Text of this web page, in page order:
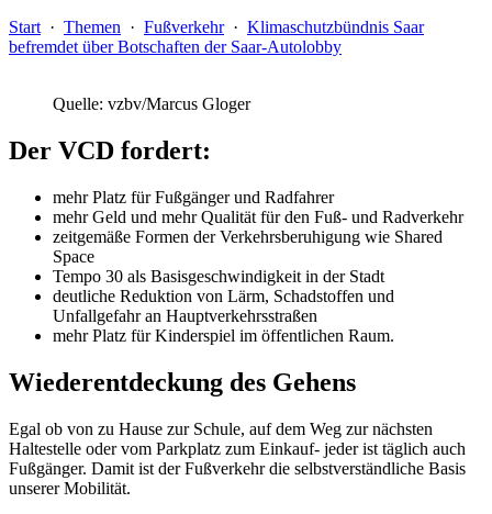
Start · Themen · Fußverkehr· Klimaschutzbündnis Saar
befremdet über Botschaften der Saar-Autolobby
Quelle: vzbv/Marcus Gloger
Der VCD fordert:
mehr Platz für Fußgänger und Radfahrer
mehr Geld und mehr Qualität für den Fuß- und Radverkehr
zeitgemäße Formen der Verkehrsberuhigung wie Shared
Space
Tempo 30 als Basisgeschwindigkeit in der Stadt
deutliche Reduktion von Lärm, Schadstoffen und
Unfallgefahr an Hauptverkehrsstraßen
mehr Platz für Kinderspiel im öffentlichen Raum.
Wiederentdeckung des Gehens
Egal ob von zu Hause zur Schule, auf dem Weg zur nächsten
Haltestelle oder vom Parkplatz zum Einkauf- jeder ist täglich auch
Fußgänger. Damit ist der Fußverkehr die selbstverständliche Basis
unserer Mobilität.